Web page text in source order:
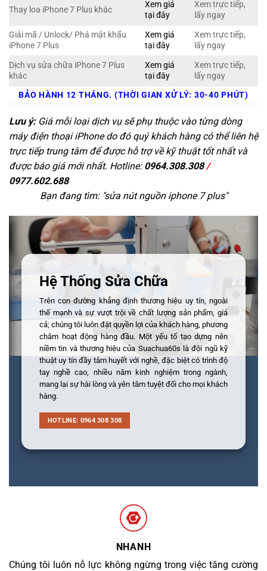
Thay loa iPhone 7 Plus khác
Xem giá
tại đây
Xem trực tiếp,
lấy ngay
Giải mã / Unlock/ Phá mật khẩu
iPhone 7 Plus
Xem giá
tại đây
Xem trực tiếp,
lấy ngay
Dịch vụ sửa chữa iPhone 7 Plus
khác
Xem giá
tại đây
Xem trực tiếp,
lấy ngay
BẢO HÀNH 12 THÁNG. (THỜI GIAN XỬ LÝ: 30-40 PHÚT)
Lưu ý:Giá mỗi loại dịch vụ sẽ phụ thuộc vào từng dòng
máy điện thoại iPhone do đó quý khách hàng có thể liên hệ
trực tiếp trung tâm để được hỗ trợ về kỹ thuật tốt nhất và
được báo giá mới nhất. Hotline: 0964.308.308/
0977.602.688
Bạn đang tìm: "sửa nút nguồn iphone 7 plus"
Hệ Thống Sửa Chữa
Trên con đường khẳng định thương hiệu uy tín, ngoài
thế mạnh và sự vượt trội về chất lượng sản phẩm, giá
cả; chúng tôi luôn đặt quyền lợi của khách hàng, phương
châm hoạt động hàng đầu. Một yếu tố tạo dựng nên
niềm tin và thương hiệu của Suachua60s là đội ngũ kỹ
thuật uy tín đầy tâm huyết với nghề, đặc biệt có trình độ
tay nghề cao, nhiều năm kinh nghiệm trong ngành,
mang lại sự hài lòng và yên tâm tuyệt đối cho mọi khách
hàng.
HOTLINE: 0964 308 308
NHANH
Chúng tôi luôn nỗ lực không ngừng trong việc tăng cường